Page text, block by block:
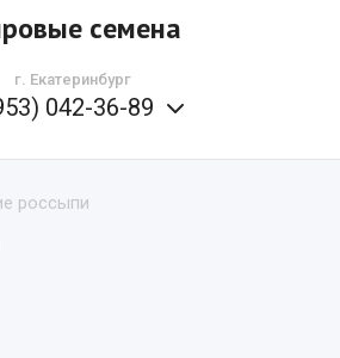
семена
г. Екатеринбург
042-36-89
россыпи